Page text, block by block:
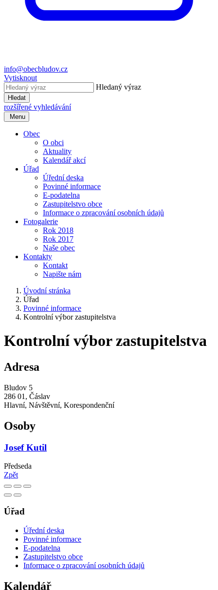
info@obecbludov.cz
Vytisknout
Hledaný výraz
Hledat
rozšířené vyhledávání
Menu
Obec
O obci
Aktuality
Kalendář akcí
Úřad
Úřední deska
Povinné informace
E-podatelna
Zastupitelstvo obce
Informace o zpracování osobních údajů
Fotogalerie
Rok 2018
Rok 2017
Naše obec
Kontakty
Kontakt
Napište nám
Úvodní stránka
Úřad
Povinné informace
Kontrolní výbor zastupitelstva
Kontrolní výbor zastupitelstva
Adresa
Bludov 5
286 01, Čáslav
Hlavní, Návštěvní, Korespondenční
Osoby
Josef Kutil
Předseda
Zpět
Úřad
Úřední deska
Povinné informace
E-podatelna
Zastupitelstvo obce
Informace o zpracování osobních údajů
Kalendář